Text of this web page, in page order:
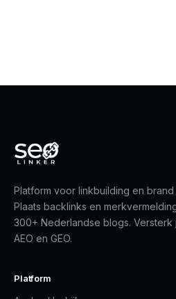
Platform voor linkbuilding en brand
Plaats backlinks en
300+ Nederlandse blogs. Versterk
AEO en GEO.
Platform